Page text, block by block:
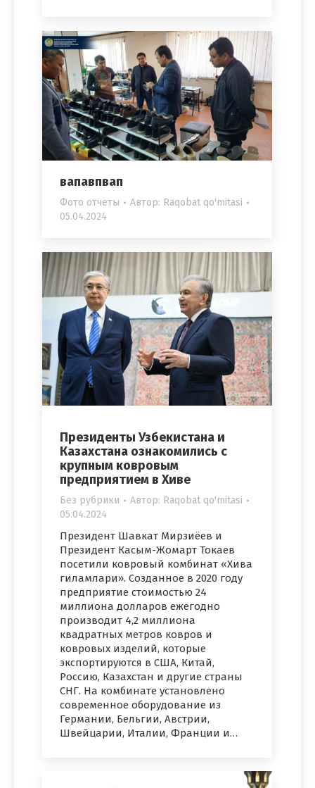
вапавпвап
Фото отчеты Автор: Raqobat qo'mitasi
05.04.2024
Президенты Узбекистана и
Казахстана ознакомились с
крупным ковровым
предприятием в Хиве
Без рубрики Автор: Raqobat qo'mitasi
05.04.2024
Президент Шавкат Мирзиёев и
Президент Касым-Жомарт Токаев
посетили ковровый комбинат «Хива
гиламлари». Созданное в 2020 году
предприятие стоимостью 24
миллиона долларов ежегодно
производит 4,2 миллиона
квадратных метров ковров и
ковровых изделий, которые
экспортируются в США, Китай,
Россию, Казахстан и другие страны
СНГ. На комбинате установлено
современное оборудование из
Германии, Бельгии, Австрии,
Швейцарии, Италии, Франции и…